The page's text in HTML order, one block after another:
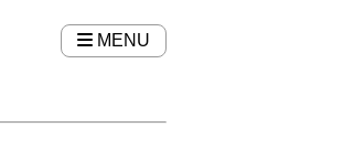
MENU